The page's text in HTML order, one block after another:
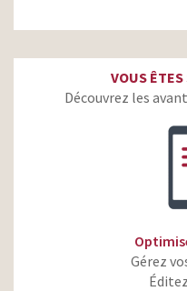
VOUS
Découvrez les
Gérez